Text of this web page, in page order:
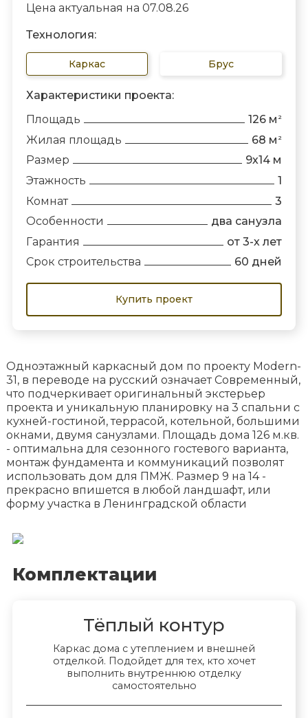
Цена актуальная на 07.08.26
Технология:
Каркас Брус
Характеристики проекта:
Площадь
126 м 2
Жилая площадь 68 м 2
Размер
9х14 м
Этажность
1
Комнат
3
Особенности
два санузла
Гарантия
от 3-х лет
Срок строительства
60 дней
Купить проект
Одноэтажный каркасный дом по проекту Modern-
31, в переводе на русский означает Современный,
что подчеркивает оригинальный экстерьер
проекта и уникальную планировку на 3 спальни с
кухней-гостиной, террасой, котельной, большими
окнами, двумя санузлами. Площадь дома 126 м.кв.
- оптимальна для сезонного гостевого варианта,
монтаж фундамента и коммуникаций позволят
использовать дом для ПМЖ. Размер 9 на 14 -
прекрасно впишется в любой ландшафт, или
форму участка в Ленинградской области
Комплектации
Тёплый контур
Каркас дома с утеплением и внешней
отделкой. Подойдет для тех, кто хочет
выполнить внутреннюю отделку
самостоятельно